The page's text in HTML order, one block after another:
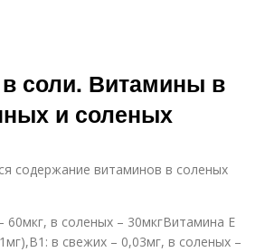
соли. Витамины в
и соленых
содержание витаминов в соленых
60мкг, в соленых – 30мкгВитамина Е
в свежих – 0,03мг, в соленых –